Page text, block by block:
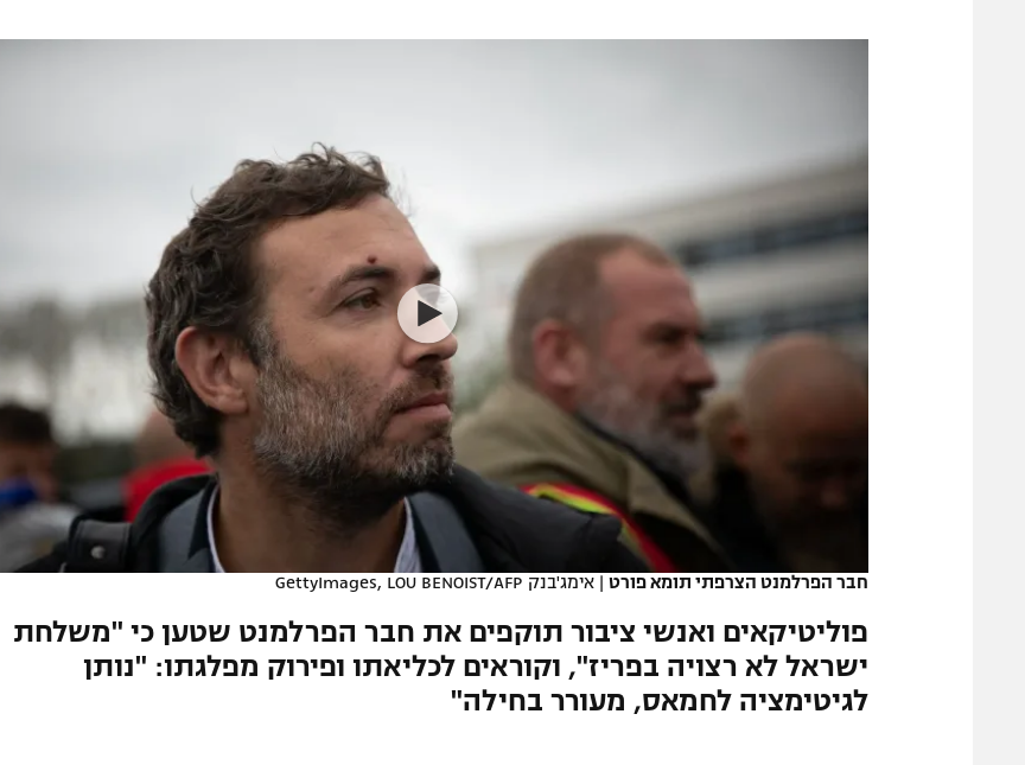
תנאי שימוש
מדיניות פרטיות
תקנון פעילות ספורט 1
רשיון להקרנה פומבית לבית עסק
הצטרפות לחבילת הערוצים
לוח דרושים – ג'ובנט
הפועל תל אביב
ליגה סינית
חבר הפרלמנט הצרפתי תומא פורט | אימג'בנק GettyImages, LOU BENOIST/AFP
פוליטיקאים ואנשי ציבור תוקפים את חבר הפרלמנט שטען כי "משלחת
ישראל לא רצויה בפריז", וקוראים לכליאתו ופירוק מפלגתו: "נותן
לגיטימציה לחמאס, מעורר בחילה"